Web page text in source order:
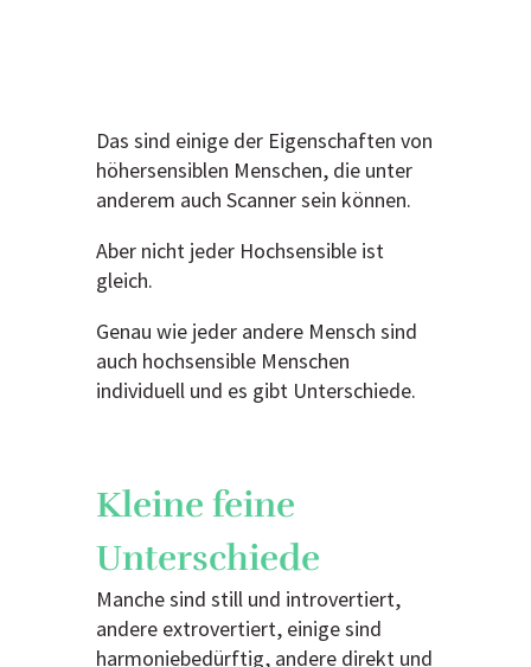
Das sind einige der Eigenschaften von
höhersensiblen Menschen, die unter
anderem auch Scanner sein können.
Aber nicht jeder Hochsensible ist
gleich.
Genau wie jeder andere Mensch sind
auch hochsensible Menschen
individuell und es gibt Unterschiede.
Kleine feine
Unterschiede
Manche sind still und introvertiert,
andere extrovertiert, einige sind
harmoniebedürftig, andere direkt und